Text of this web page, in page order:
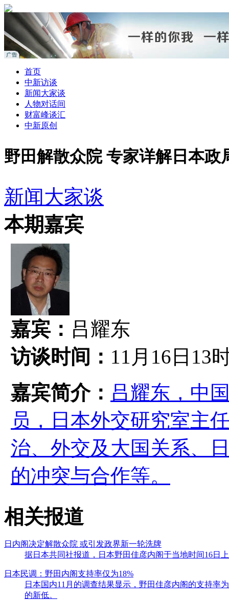
首页
中新访谈
新闻大家谈
人物对话间
财富峰谈汇
中新原创
野田解散众院 专家详解日本政
新闻大家谈
本期嘉宾
嘉宾： 吕耀东
访谈时间： 11月16日13
嘉宾简介： 吕耀东，中
员，日本外交研究室主
治、外交及大国关系、
的冲突与合作等。
相关报道
日内阁决定解散众院 或引发政界新一轮洗牌
据日本共同社报道，日本野田佳彦内阁于当地时间16日
日本民调：野田内阁支持率仅为18%
日本国内11月的调查结果显示，野田佳彦内阁的支持率
的新低。